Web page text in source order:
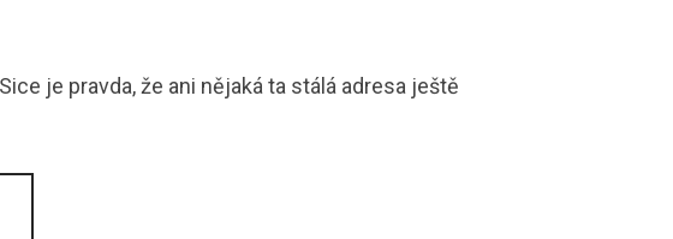
je pravda, že ani nějaká ta stálá adresa ještě